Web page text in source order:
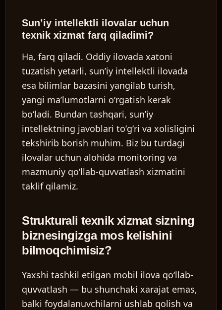
Sunʼiy intellektli ilovalar uchun
texnik xizmat farq qiladimi?
Ha, farq qiladi. Oddiy ilovada xatoni
tuzatish yetarli, sunʼiy intellektli ilovada
esa bilimlar bazasini yangilab turish,
yangi maʼlumotlarni oʻrgatish kerak
boʻladi. Bundan tashqari, sunʼiy
intellektning javoblari toʻgʻri va xolisligini
tekshirib borish muhim. Biz bu turdagi
ilovalar uchun alohida monitoring va
mazmuniy qoʻllab-quvvatlash xizmatini
taklif qilamiz.
Strukturali texnik xizmat sizning
biznesingizga mos kelishini
bilmoqchimisiz?
Yaxshi tashkil etilgan mobil ilova qoʻllab-
quvvatlash — bu shunchaki xarajat emas,
balki foydalanuvchilarni ushlab qolish va